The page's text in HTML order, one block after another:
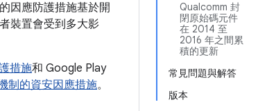
Qualcomm 封
閉原始碼元件
在 2014 至
2016 年之間累
積的更新
常見問題與解答
版本
因應防護措施基於開
裝置會受到多大影
措施和 Google Play
制的資安因應措施。